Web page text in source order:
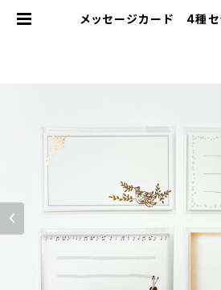
メッセージカード 4種セ